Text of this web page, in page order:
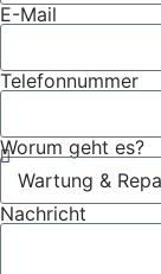
E-Mail
Telefonnummer
Worum geht es?
Nachricht